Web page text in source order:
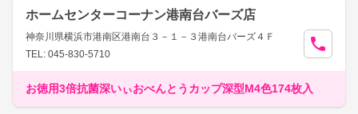
ホームセンターコーナン港南台バーズ店
神奈川県横浜市港南区港南台３－１－３港南台バーズ４Ｆ
TEL: 045-830-5710
お徳用3倍抗菌深いぃおべんとうカップ深型M4色174枚入